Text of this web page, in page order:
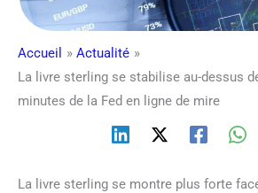
Accueil
Actualité
La livre sterling se stabilise au-dessus
minutes de la Fed en ligne de mire
La livre sterling se montre plus forte